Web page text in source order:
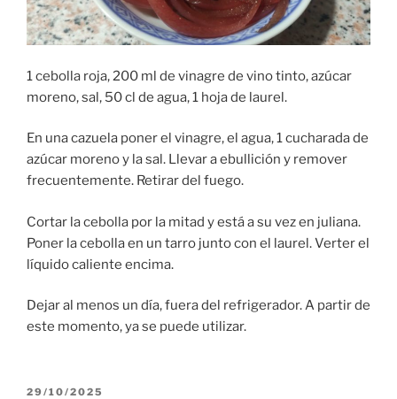
1 cebolla roja, 200 ml de vinagre de vino tinto, azúcar
moreno, sal, 50 cl de agua, 1 hoja de laurel.
En una cazuela poner el vinagre, el agua, 1 cucharada de
azúcar moreno y la sal. Llevar a ebullición y remover
frecuentemente. Retirar del fuego.
Cortar la cebolla por la mitad y está a su vez en juliana.
Poner la cebolla en un tarro junto con el laurel. Verter el
líquido caliente encima.
Dejar al menos un día, fuera del refrigerador. A partir de
este momento, ya se puede utilizar.
PUBLICADO
29/10/2025